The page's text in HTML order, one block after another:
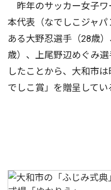
昨年のサッカー女子ワ
本代表（なでしこジャ
ある大野忍選手（28歳
歳）、上尾野辺めぐみ
したことから、大和市
でしこ賞」を贈呈してい